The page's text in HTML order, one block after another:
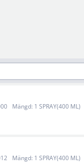
Mängd: 1 SPRAY(400 ML)
Mängd: 1 SPRAY(400 ML)